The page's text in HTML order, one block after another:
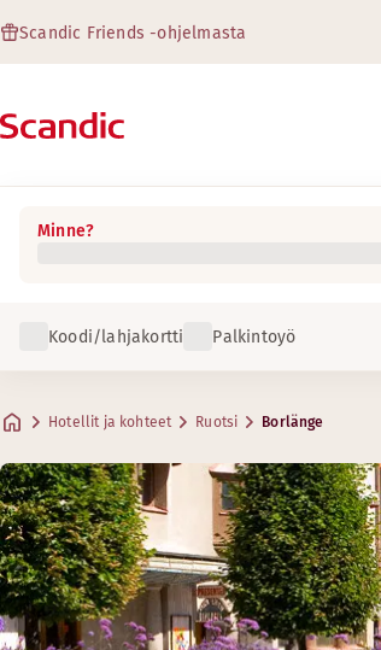
Scandic Friends -ohjelmasta
Minne?
Koodi/lahjakortti Palkintoyö
Hotellit ja kohteet Ruotsi Borlänge